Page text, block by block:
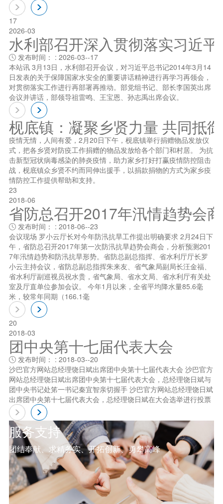
17
2026-03
水利部召开深入贯彻落实习近
发布时间： : 2026-03--17
本站讯 3月13日，水利部召开会议，对习近平总书记2014年3月14
日发表的关于保障国家水安全的重要讲话精神进行再学习再领会，
对贯彻落实工作进行再部署再推动。部党组书记、部长李国英出席
会议并讲话，部领导祖雷鸣、王宝恩、孙志禹出席会议。
枧底镇：凝聚乡贤力量 共同抵
疫情无情，人间有爱，2月20日下午，枧底镇举行捐赠物品发放仪
式，把各乡贤对防疫工作捐赠的物品发放给各个部门和村居。 为抗
击新型冠状病毒感染的肺炎疫情，助力家乡打好打赢疫情防控阻击
战，枧底镇众乡贤不约而同伸出援手，以捐款捐物的方式为家乡疫
情防控工作提供帮助和支持。
23
2018-06
省防总召开2017年汛情趋势会
发布时间： : 2018-06--23
会议现场 罗小云厅长对今年防汛抗旱工作提出明确要求 2月24日下
午，省防总召开2017年第一次防汛抗旱趋势会商会，分析预测201
7年汛情趋势和防汛抗旱形势。省防总副总指挥、省水利厅厅长罗
小云主持会议，省防总副总指挥朱来友、省气象局副局长汪金福、
省水利厅副巡视员祝水贵，省气象局、省水文局、省水利厅有关处
室及厅直单位参加会议。 今年1月以来，全省平均降水量85.6毫
米，较常年同期（166.1毫
20
2018-03
团中央第十七届代表大会
发布时间： : 2018-03--20
沙巴官方网站总经理饶日斌出席团中央第十七届代表大会 沙巴官方
网站总经理饶日斌出席团中央第十七届代表大会，总经理饶日斌与
团中央书记处笫一书记秦宜智亲切握手 沙巴官方网站总经理饶日斌
出席团中央第十七届代表大会，总经理饶日斌在大会选举进行投票
服务支持
团结奉献、求精务实、开拓创新、勇攀高峰